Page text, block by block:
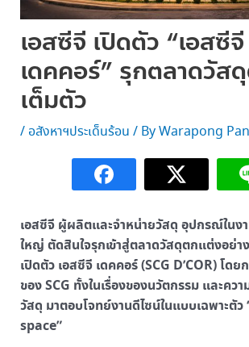
เอสซีจี เปิดตัว “เอสซีจี
เดคคอร์” รุกตลาดวัส
เต็มตัว
/ อสังหาฯประเด็นร้อน / ByWarapong
เอสซีจี ผู้ผลิตและจำหน่ายวัสดุ อุปกรณ์ในง
ใหญ่ ตัดสินใจรุกเข้าสู่ตลาดวัสดุตกแต่งอย่า
เปิดตัว เอสซีจี เดคคอร์ (SCG D’COR) โดย
ของ SCG ทั้งในเรื่องของนวัตกรรม และคว
วัสดุ มาตอบโจทย์งานดีไซน์ในแบบเฉพาะตั
space”